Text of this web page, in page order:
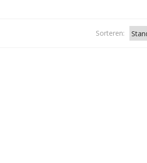
Sorteren: